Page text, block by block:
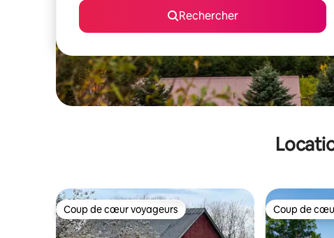
Rechercher
Coup de cœur voyageurs
Coup de cœur voyageurs Coup de
Coup de